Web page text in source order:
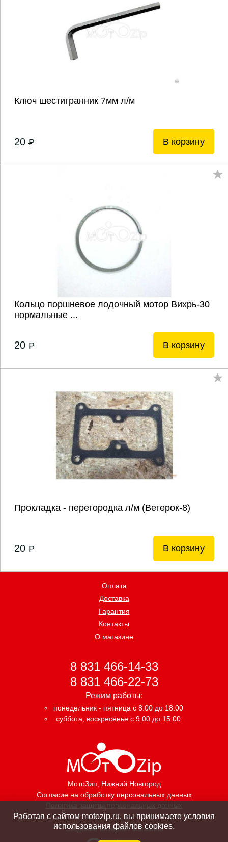
Ключ шестигранник 7мм л/м
20 P В корзину
Кольцо поршневое лодочный мотор Вихрь-30
нормальные ...
20 P В корзину
Прокладка - перегородка л/м (Ветерок-8)
20 P В корзину
МотоЗип, Нижний Новгород
Согласие на обработку персональных данных
Политика защиты персональных данных
Оплата
Доставка
Гарантия
Контакты
О магазине
8 831 466-14-33
8 831 466-22-73
Режим работы:
понедельник - пятница с 8.00 до 18.00
суббота, воскресенье с 9.00 до 15.00
Создание интернет магазина
Работая с сайтом motozip.ru, вы принимаете условия
использования файлов cookies.